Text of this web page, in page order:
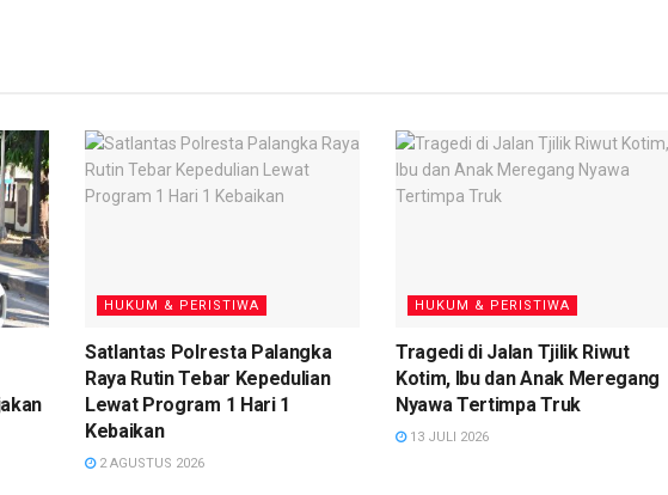
HUKUM & PERISTIWA
Satlantas Polresta Palangka
Raya Rutin Tebar Kepedulian
Lewat Program 1 Hari 1
Kebaikan
2 AGUSTUS 2026
HUKUM & PERISTIWA
Tragedi di Jalan Tjilik Riwut
Kotim, Ibu dan Anak Meregang
Nyawa Tertimpa Truk
13 JULI 2026